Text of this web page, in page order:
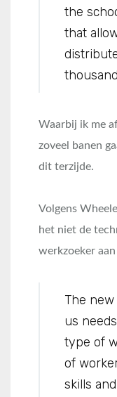
the
that
Waarbij ik me
zoveel banen
dit terzijde.
Volgens
het niet de
werkzoeker
The
us
type of
of
skills